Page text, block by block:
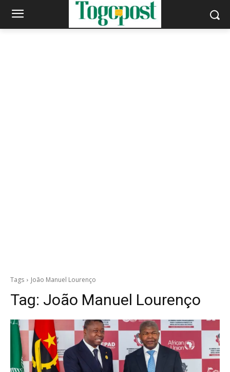
Tags João Manuel Lourenço
Tag: João Manuel Lourenço